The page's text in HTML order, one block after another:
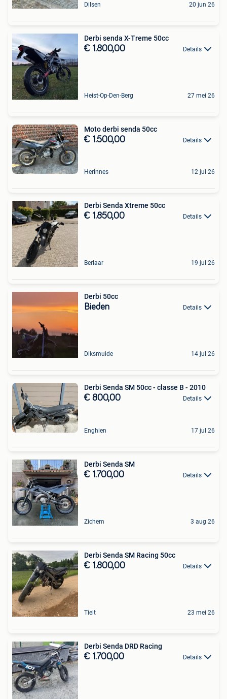
Dilsen 20 jun 26
Derbi senda X-Treme 50cc
€ 1.800,00 Details
Heist-Op-Den-Berg 27 mei 26
Moto derbi senda 50cc
€ 1.500,00 Details
Herinnes 12 jul 26
Derbi Senda Xtreme 50cc
€ 1.850,00 Details
Berlaar 19 jul 26
Derbi 50cc
Bieden Details
Diksmuide 14 jul 26
Derbi Senda SM 50cc - classe B - 2010
€ 800,00 Details
Enghien 17 jul 26
Derbi Senda SM
€ 1.700,00 Details
Zichem 3 aug 26
Derbi Senda SM Racing 50cc
€ 1.800,00 Details
Tielt 23 mei 26
Derbi Senda DRD Racing
€ 1.700,00 Details